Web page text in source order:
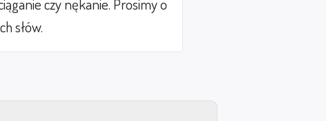
czy nękanie. Prosimy o
słów.